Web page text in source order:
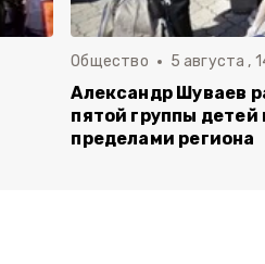
Общество 5 августа ,
Александр Шуваев
пятой группы детей
пределами региона